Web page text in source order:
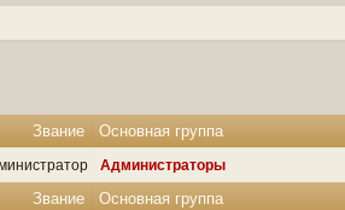
Звание Основная группа
Администраторы
Звание Основная группа